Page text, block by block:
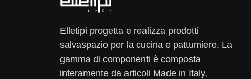
Elletipi progetta e realizza prodotti
salvaspazio per la cucina e pattumiere. La
gamma di componenti è composta
interamente da articoli Made in Italy,